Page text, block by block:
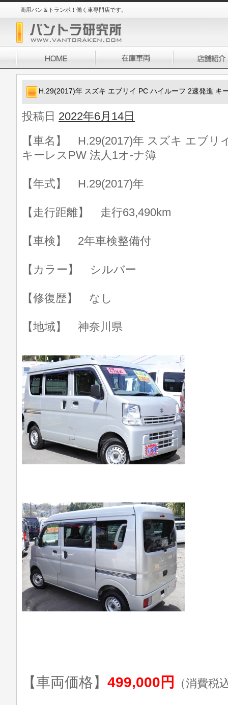
商用バン＆トランポ！働く車専門店です。
H.29(2017)年 スズキ エブリイ PC ハイルーフ 2速発進 キ
投稿日 2022年6月14日
【車名】 H.29(2017)年 スズキ エブリ
キーレスPW 法人1オ-ナ簿
【年式】 H.29(2017)年
【走行距離】 走行63,490km
【車検】 2年車検整備付
【カラー】 シルバー
【修復歴】 なし
【地域】 神奈川県
【車両価格】 499,000円 （消費税